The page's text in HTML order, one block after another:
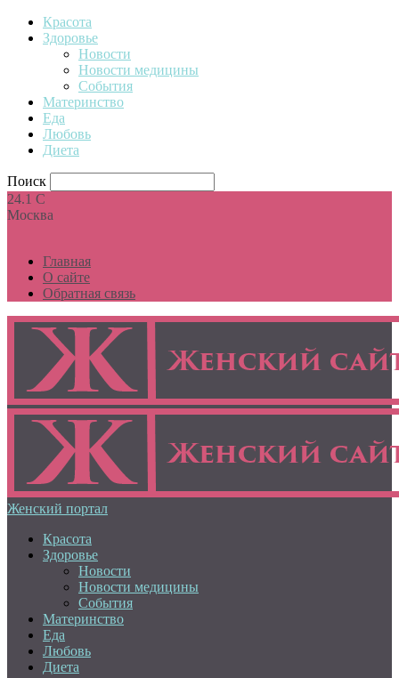
Красота
Здоровье
Новости
Новости медицины
События
Материнство
Еда
Любовь
Диета
Поиск
24.1 C
Москва
Главная
О сайте
Обратная связь
Женский портал
Красота
Здоровье
Новости
Новости медицины
События
Материнство
Еда
Любовь
Диета